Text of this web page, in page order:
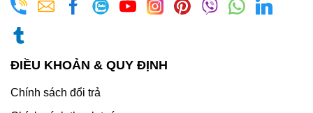
ĐIỀU KHOẢN & QUY ĐỊNH
Chính sách đổi trả